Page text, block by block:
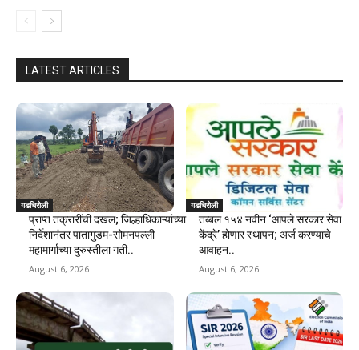
LATEST ARTICLES
गडचिरोली
प्राप्त तक्रारींची दखल; जिल्हाधिकाऱ्यांच्या
निर्देशानंतर पातागुडम-सोमनपल्ली
महामार्गाच्या दुरुस्तीला गती..
August 6, 2026
गडचिरोली
तब्बल १५४ नवीन ‘आपले सरकार सेवा
केंद्रे’ होणार स्थापन; अर्ज करण्याचे
आवाहन..
August 6, 2026